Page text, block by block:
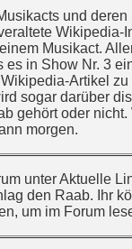
und
Musikact.
es in Show Nr. 3
Artikel
sogar darüber
gehört oder
morgen.
unter Aktuelle
den Raab. Ihr
um im Forum